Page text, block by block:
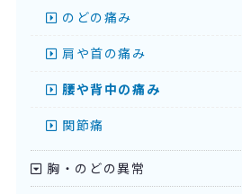
のどの痛み
肩や首の痛み
腰や背中の痛み
関節痛
胸・のどの異常